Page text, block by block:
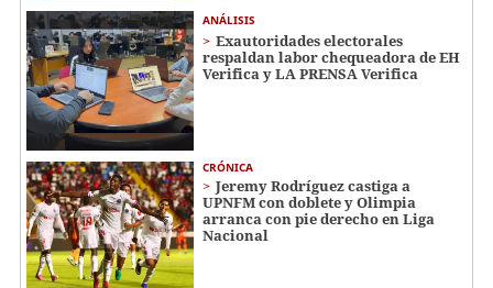
ANÁLISIS
Exautoridades electorales
respaldan labor chequeadora de EH
Verifica y LA PRENSA Verifica
CRÓNICA
Jeremy Rodríguez castiga a
UPNFM con doblete y Olimpia
arranca con pie derecho en Liga
Nacional